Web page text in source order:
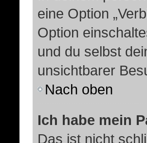
eine Option
Option
und du selbst
unsichtbarer
Nach oben
Ich habe mein
Das ist nicht